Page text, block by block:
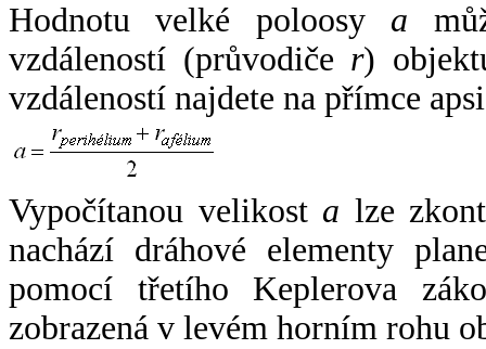
Hodnotu velké poloosy a
vzdáleností (průvodiče r)
vzdáleností najdete na přímce
Vypočítanou velikost a lze
nachází dráhové elementy
pomocí třetího Keplerova
zobrazená v levém horním rohu